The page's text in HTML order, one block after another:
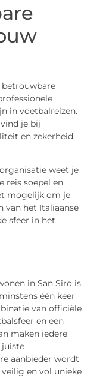
betrouwbare
in voetbalreizen.
je bij
en zekerheid
weet je
reis soepel en
mogelijk om je
van het Italiaanse
sfeer in het
in San Siro is
één keer
van officiële
en een
maken iedere
juiste
aanbieder wordt
en vol unieke